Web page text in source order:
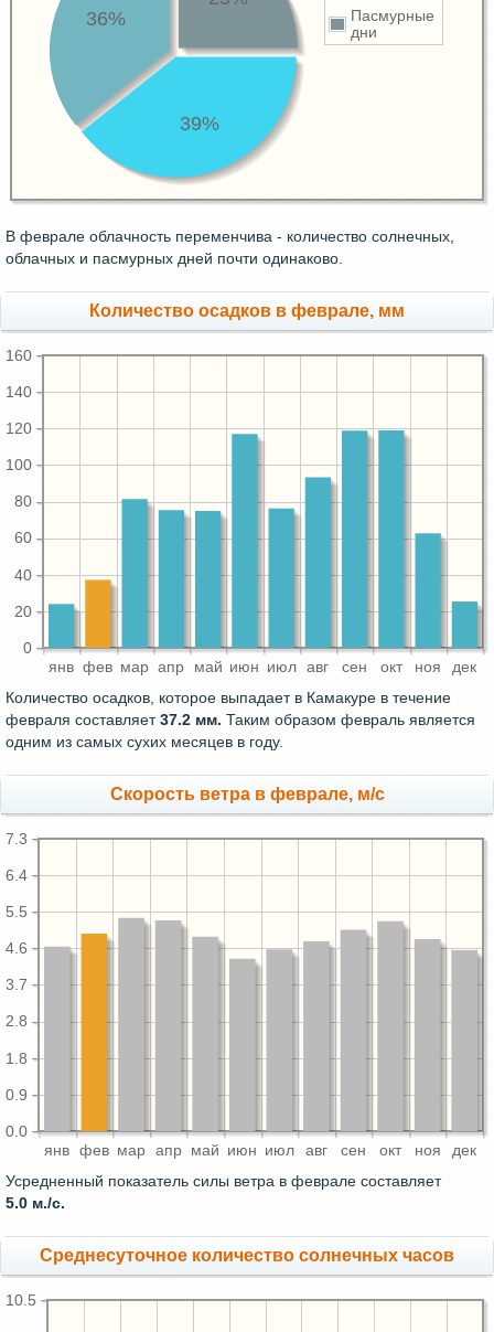
Пасмурные
дни
39%
36%
В феврале облачность переменчива - количество солнечных,
облачных и пасмурных дней почти одинаково.
Количество осадков в феврале, мм
янв фев мар апр май июн июл авг сен окт ноя дек
0
20
40
60
80
100
120
140
160
Количество осадков, которое выпадает в Камакуре в течение
февраля составляет37.2 мм. Таким образом февраль является
одним из самых сухих месяцев в году.
Скорость ветра в феврале, м/с
янв фев мар апр май июн июл авг сен окт ноя дек
0.0
0.9
1.8
2.8
3.7
4.6
5.5
6.4
7.3
Усредненный показатель силы ветра в феврале составляет
5.0 м./с.
Среднесуточное количество солнечных часов
10.5